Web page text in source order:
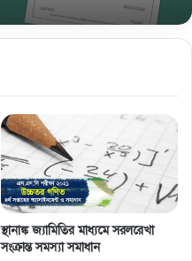
স্থানাঙ্ক জ্যামিতির মাধ্যমে সরলরেখা
সংক্রান্ত সমস্যা সমাধান